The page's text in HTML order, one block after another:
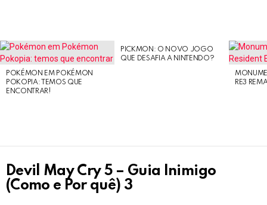
LATEST
STORIES
POKÉMON EM POKÉMON
POKOPIA: TEMOS QUE
ENCONTRAR!
PICKMON: O NOVO JOGO
QUE DESAFIA A NINTENDO?
RE3
Devil May Cry 5 – Guia Inimigo
(Como e Por quê) 3